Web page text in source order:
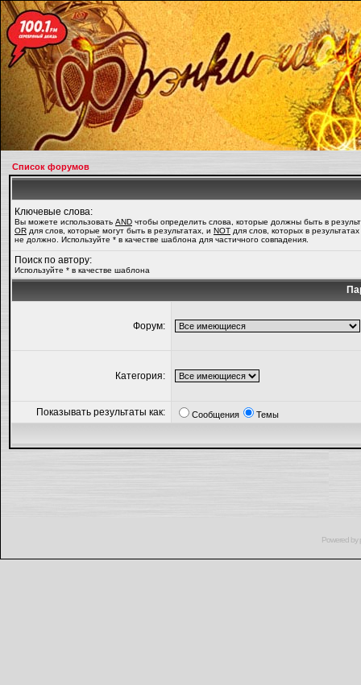
Список форумов
Ключевые слова:
Вы можете использовать AND чтобы определить слова, которые должны быть в
OR для слов, которые могут быть в результатах, и NOT для слов, которых в
не должно. Используйте * в качестве шаблона для частичного совпадения.
Поиск по автору:
Используйте * в качестве шаблона
Форум:
Категория:
Показывать результаты как: Сообщения Темы
Powered by